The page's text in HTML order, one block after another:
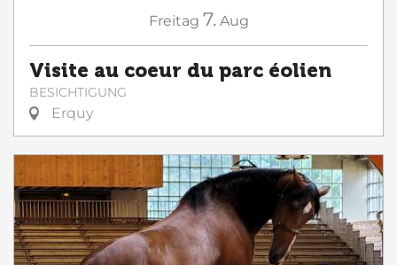
Freitag 7. Aug
Visite au coeur du parc éolien
BESICHTIGUNG
Erquy